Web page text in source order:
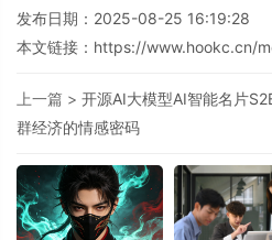
发布日期：2025-08-25 16:19:28
本文链接： https://www.hookc.cn/
上一篇 > 开源AI大模型AI智能名片
群经济的情感密码